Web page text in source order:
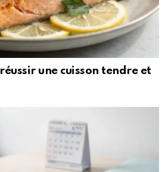
une cuisson tendre et